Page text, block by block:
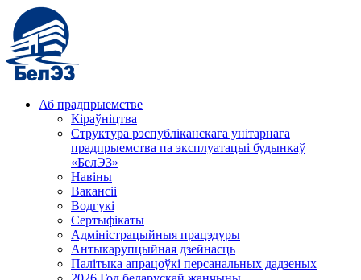
Аб прадпрыемстве
Кіраўніцтва
Структура рэспубліканскага унітарнага
прадпрыемства па эксплуатацыі будынкаў
«БелЭЗ»
Навіны
Вакансіі
Водгукі
Сертыфікаты
Адміністрацыйныя працэдуры
Антыкарупцыйная дзейнасць
Палітыка апрацоўкі персанальных дадзеных